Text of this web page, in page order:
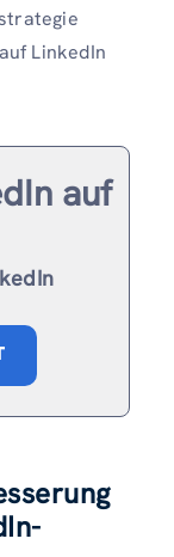
LinkedIn
auf